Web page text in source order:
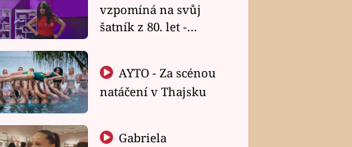
vzpomíná na svůj
šatník z 80. let -
natáčení v Thajsku
Gabriela